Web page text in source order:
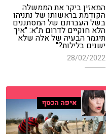
המאזין ביקר את הממשלה
הקודמת בראשותו של נתניהו
בשל העברתם של המסתננים
הלא חוקיים לדרום ת"א: "איך
תיגמר הבעיה של אלה שלא
ישנים בלילות?"
28/02/2022
איפה הכסף